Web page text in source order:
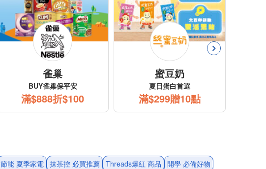
雀巢
BUY雀巢保平安
滿$888折$100
蜜豆奶
夏日蛋白首選
滿$299贈10點
節能 夏季家電 抹茶控 必買推薦 Threads爆紅 商品
開學 必備好物